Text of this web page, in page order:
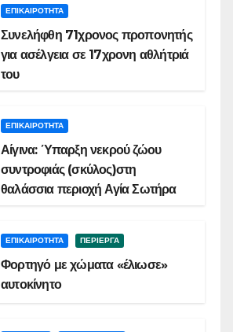
ΕΠΙΚΑΙΡΟΤΗΤΑ
Συνελήφθη 71χρονος προπονητής
για ασέλγεια σε 17χρονη αθλήτριά
του
ΕΠΙΚΑΙΡΟΤΗΤΑ
Αίγινα: Ύπαρξη νεκρού ζώου
συντροφιάς (σκύλος)στη
θαλάσσια περιοχή Αγία Σωτήρα
ΕΠΙΚΑΙΡΟΤΗΤΑ ΠΕΡΙΕΡΓΑ
Φορτηγό με χώματα «έλιωσε»
αυτοκίνητο